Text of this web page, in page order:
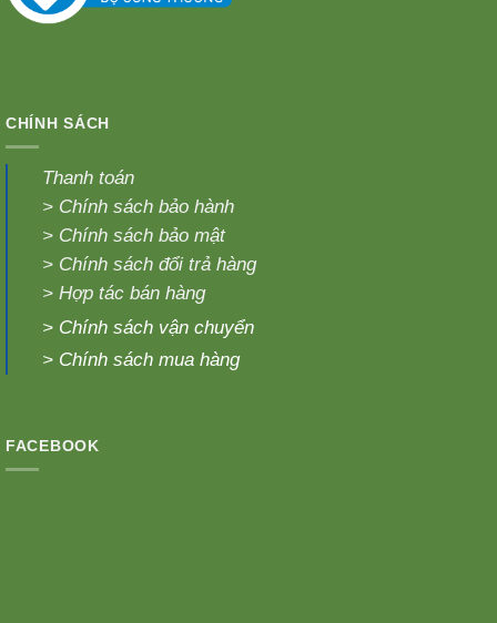
CHÍNH SÁCH
Thanh toán
> Chính sách bảo hành
> Chính sách bảo mật
> Chính sách đổi trả hàng
> Hợp tác bán hàng
> Chính sách vận chuyển
> Chính sách mua hàng
FACEBOOK